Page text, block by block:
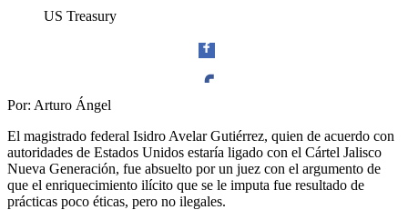
US Treasury
Por: Arturo Ángel
El magistrado federal Isidro Avelar Gutiérrez, quien de acuerdo con
autoridades de Estados Unidos estaría ligado con el Cártel Jalisco
Nueva Generación, fue absuelto por un juez con el argumento de
que el enriquecimiento ilícito que se le imputa fue resultado de
prácticas poco éticas, pero no ilegales.